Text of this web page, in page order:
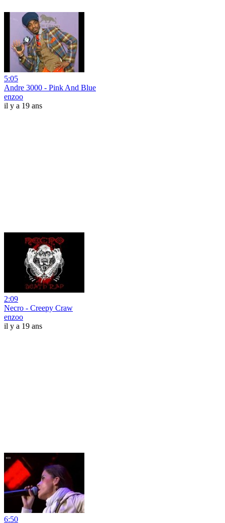
5:05
Andre 3000 - Pink And Blue
enzoo
il y a 19 ans
2:09
Necro - Creepy Craw
enzoo
il y a 19 ans
6:50